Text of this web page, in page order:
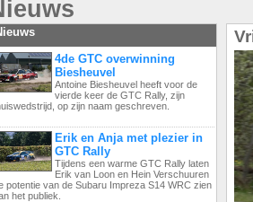
4de GTC overwinning
Biesheuvel
Antoine Biesheuvel heeft voor de
vierde keer de GTC Rally, zijn
op zijn naam geschreven.
Erik en Anja met plezier in
GTC Rally
Tijdens een warme GTC Rally laten
Erik van Loon en Hein Verschuuren
potentie van de Subaru Impreza S14 WRC zien
het publiek.